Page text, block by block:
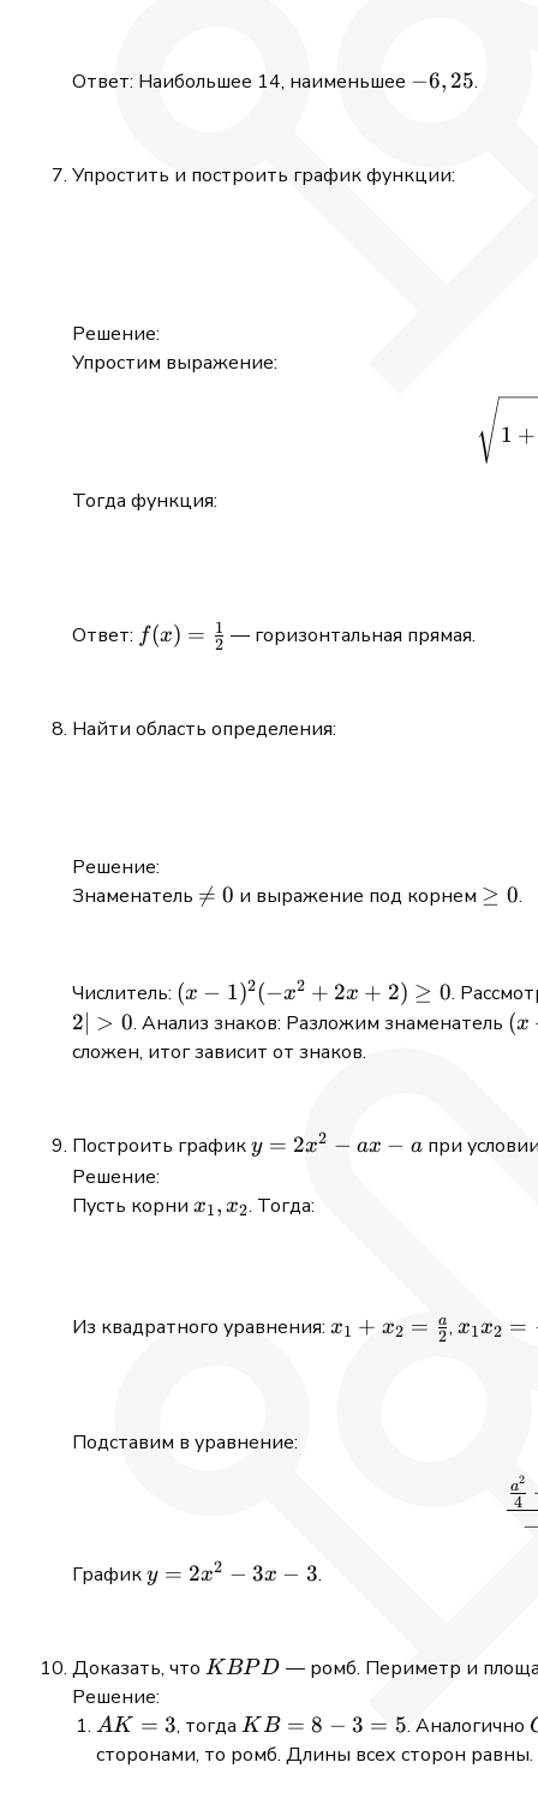
Ответ: Наибольшее 14, наименьшее -6,25
−6, 25.
Упростить и построить график функции:
Решение:
Упростим выражение:
1 +
Тогда функция:
Ответ: f(x) =
f(x) = 2
1 — горизонтальная прямая.
Найти область определения:
Решение:
Знаменатель \ne

= 0 и выражение под корнем \ge
≥ 0.
Числитель: (x-
1)^2(
-x^2
(x − 1)2(−x2 + 2x + 2) ≥ 0.
2∣ > 0. Анализ знаков: Разложим знаменатель (x
сложен, итог зависит от знаков.
Построить графикy
-ax -a
y = 2x2 − ax − aпри
Решение:
Пусть корни x_1,x_2
x1, x2. Тогда:
Из квадратного уравнения: x_1
x1 + x2 = 2
a, x_1x_2
x1x2 =
Подставим в уравнение:
4
a2
Графикy
y = 2x2 − 3x − 3.
Доказать, что KBPD
KBPD — ромб. Периметр и
Решение:
AK
=
AK = 3, тогдаKB
=8
KB = 8 − 3 = 5. Аналогично
сторонами, то ромб. Длины всех сторон равны.